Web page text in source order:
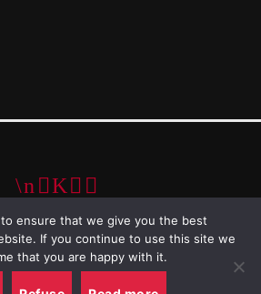
GbR. All Rights Reserved
IMPRESSUM
WIDERRUFSRECHT
ensure that we give you the best
If you continue to use this site we
that you are happy with it.